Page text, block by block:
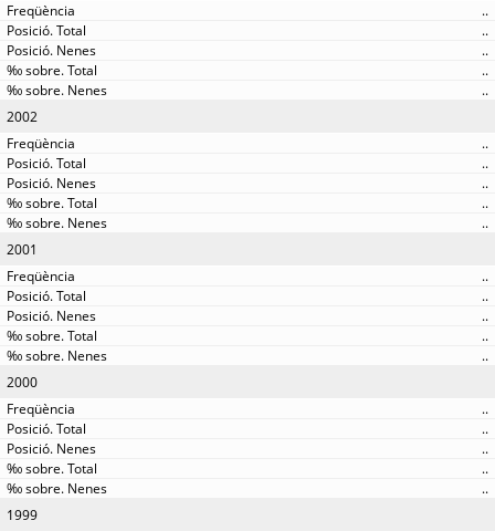
..
..
..
..
..
2002
..
..
..
..
..
2001
..
..
..
..
..
2000
..
..
..
..
..
1999